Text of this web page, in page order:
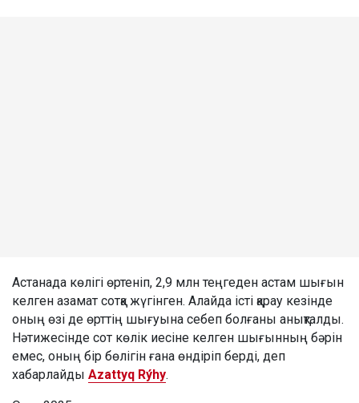
Астанада көлігі өртеніп, 2,9 млн теңгеден астам шығын
келген азамат сотқа жүгінген. Алайда істі қарау кезінде
оның өзі де өрттің шығуына себеп болғаны анықталды.
Нәтижесінде сот көлік иесіне келген шығынның бәрін
емес, оның бір бөлігін ғана өндіріп берді, деп
хабарлайды Azattyq Rýhy.